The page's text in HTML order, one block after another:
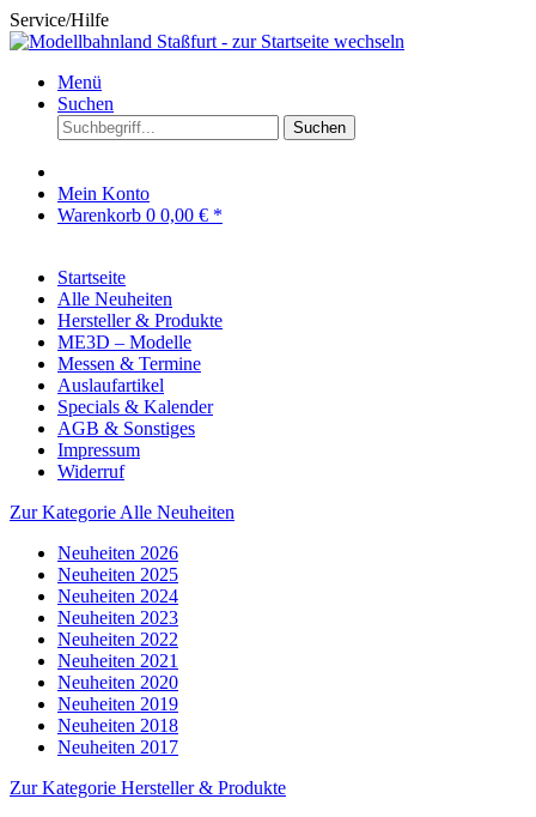
Service/Hilfe
Menü
Suchen
Suchen
Mein Konto
Warenkorb 0 0,00 € *
Startseite
Alle Neuheiten
Hersteller & Produkte
ME3D – Modelle
Messen & Termine
Auslaufartikel
Specials & Kalender
AGB & Sonstiges
Impressum
Widerruf
Zur Kategorie Alle Neuheiten
Neuheiten 2026
Neuheiten 2025
Neuheiten 2024
Neuheiten 2023
Neuheiten 2022
Neuheiten 2021
Neuheiten 2020
Neuheiten 2019
Neuheiten 2018
Neuheiten 2017
Zur Kategorie Hersteller & Produkte